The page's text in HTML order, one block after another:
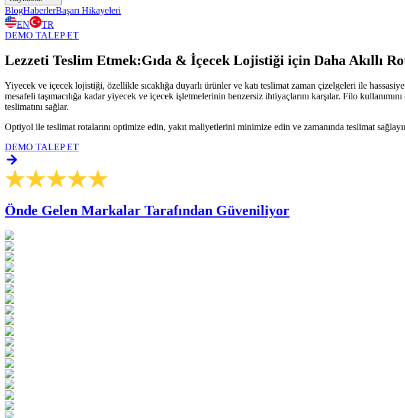
BlogHaberlerBaşarı Hikayeleri
EN
TR
DEMO TALEP ET
Lezzeti Teslim Etmek:Gıda & İçecek Lojistiği için Daha Akıllı
Yiyecek ve içecek lojistiği, özellikle sıcaklığa duyarlı ürünler ve katı teslimat zaman çizelgeleri ile
mesafeli taşımacılığa kadar yiyecek ve içecek işletmelerinin benzersiz ihtiyaçlarını karşılar. Filo
teslimatını sağlar.
Optiyol ile teslimat rotalarını optimize edin, yakıt maliyetlerini minimize edin ve zamanında teslimat
DEMO TALEP ET
Önde Gelen Markalar Tarafından Güveniliyor